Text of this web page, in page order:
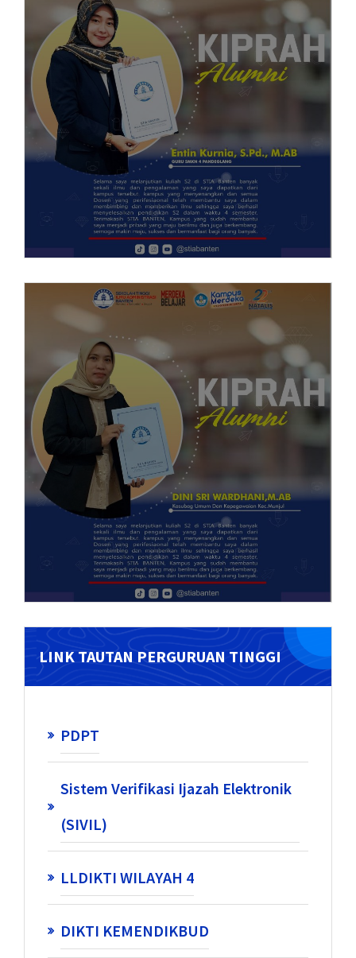
LINK TAUTAN PERGURUAN TINGGI
PDPT
Sistem Verifikasi Ijazah Elektronik
(SIVIL)
LLDIKTI WILAYAH 4
DIKTI KEMENDIKBUD